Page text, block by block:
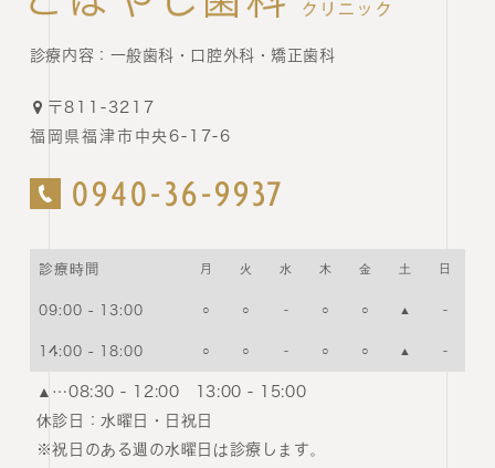
診療内容： 一般歯科・口腔外科・矯正歯科
〒811-3217
福岡県福津市中央6-17-6
0940-36-9937
診療時間 月 火 水 木 金 土 日
09:00 - 13:00 ○ ○ - ○ ○ ▲ -
14:00 - 18:00 ○ ○ - ○ ○ ▲ -
▲…08:30 - 12:00 13:00 - 15:00
休診日： 水曜日・日祝日
※祝日のある週の水曜日は診療します。